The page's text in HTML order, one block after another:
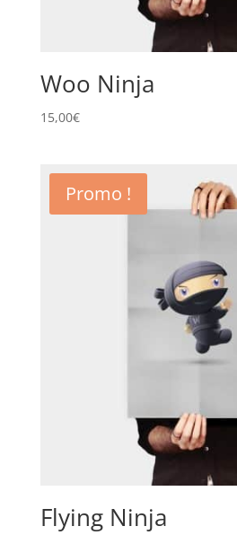
Woo Ninja
15,00€
Promo !
Flying Ninja